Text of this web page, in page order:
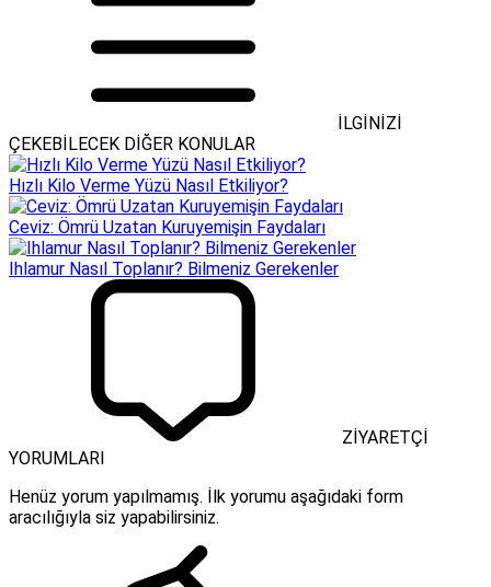
İLGİNİZİ
ÇEKEBİLECEK DİĞER KONULAR
Hızlı Kilo Verme Yüzü Nasıl Etkiliyor?
Ceviz: Ömrü Uzatan Kuruyemişin Faydaları
Ihlamur Nasıl Toplanır? Bilmeniz Gerekenler
ZİYARETÇİ
YORUMLARI
Henüz yorum yapılmamış. İlk yorumu aşağıdaki form
aracılığıyla siz yapabilirsiniz.